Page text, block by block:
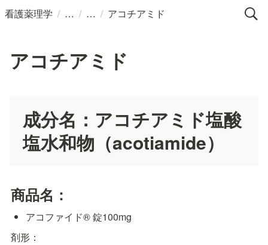
看護薬理学 / / / アコチアミド
アコチアミド
成分名：アコチアミド塩酸
塩水和物（acotiamide）
商品名：
アコファイド® 錠100mg
剤形：